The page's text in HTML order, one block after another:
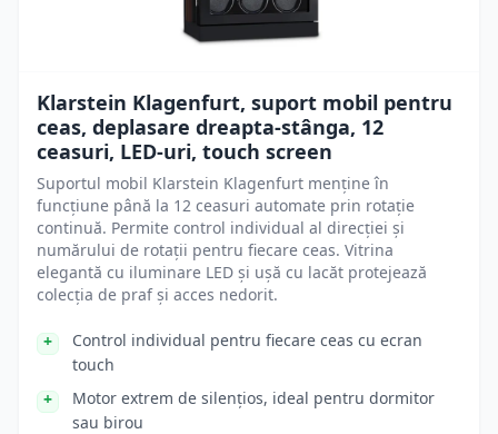
Klarstein Klagenfurt, suport mobil pentru
ceas, deplasare dreapta-stânga, 12
ceasuri, LED-uri, touch screen
Suportul mobil Klarstein Klagenfurt menține în
funcțiune până la 12 ceasuri automate prin rotație
continuă. Permite control individual al direcției și
numărului de rotații pentru fiecare ceas. Vitrina
elegantă cu iluminare LED și ușă cu lacăt protejează
colecția de praf și acces nedorit.
Control individual pentru fiecare ceas cu ecran
touch
Motor extrem de silențios, ideal pentru dormitor
sau birou